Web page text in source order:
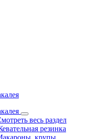
весь раздел
резинка
крупы